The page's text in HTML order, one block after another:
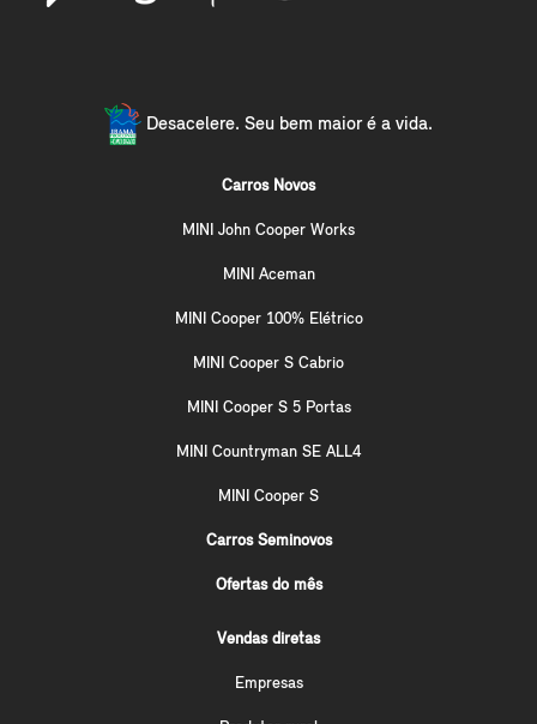
Desacelere. Seu bem maior é a vida.
Carros Novos
MINI John Cooper Works
MINI Aceman
MINI Cooper 100% Elétrico
MINI Cooper S Cabrio
MINI Cooper S 5 Portas
MINI Countryman SE ALL4
MINI Cooper S
Carros Seminovos
Ofertas do mês
Vendas diretas
Empresas